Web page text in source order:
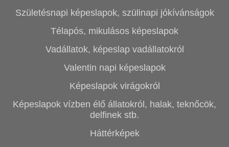
Születésnapi képeslapok, szülinapi jókívánságok
Télapós, mikulásos képeslapok
Vadállatok, képeslap vadállatokról
Valentin napi képeslapok
Képeslapok virágokról
Képeslapok vízben élő állatokról, halak, teknőcök,
delfinek stb.
Háttérképek